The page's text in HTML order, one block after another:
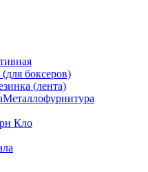
боксеров)
(лента)
Металлофурнитура
Кло